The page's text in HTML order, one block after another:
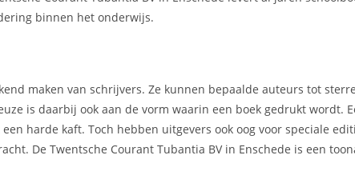
binnen het onderwijs.
maken van schrijvers. Ze kunnen bepaalde auteurs tot
is daarbij ook aan de vorm waarin een boek gedrukt wordt.
harde kaft. Toch hebben uitgevers ook oog voor speciale
De Twentsche Courant Tubantia BV in Enschede is een